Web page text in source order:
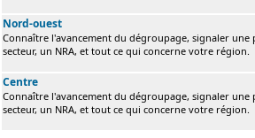
Nord-ouest
Connaître l'avancement du dégroupage, signaler
secteur, un NRA, et tout ce qui concerne votre région.
Centre
Connaître l'avancement du dégroupage, signaler
secteur, un NRA, et tout ce qui concerne votre région.